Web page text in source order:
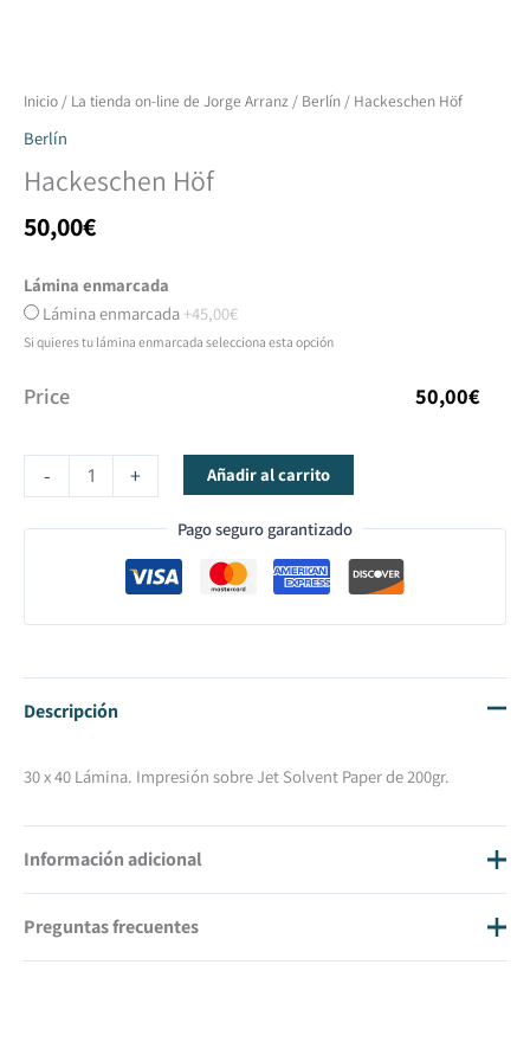
Inicio / La tienda on-line de Jorge Arranz / Berlín / Hackeschen Höf
Berlín
Hackeschen Höf
50,00€
Lámina enmarcada
Lámina enmarcada +45,00€
Si quieres tu lámina enmarcada selecciona esta opción
Price 50,00€
-
Hackeschen
Höf
+ Añadir al carrito
Pago seguro garantizado
Descripción
30 x 40 Lámina. Impresión sobre Jet Solvent Paper de 200gr.
Información adicional
Tamaño
Preguntas frecuentes